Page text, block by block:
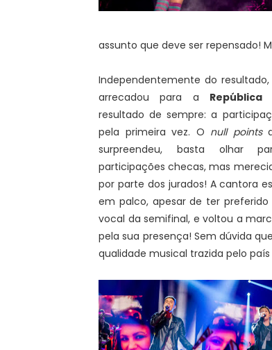
assunto que deve ser repensado!
Independentemente do resultado,
arrecadou para a República
resultado de sempre: a
pela primeira vez. O null points
surpreendeu, basta olhar
participações checas, mas
por parte dos jurados! A cantora
em palco, apesar de ter
vocal da semifinal, e voltou a
pela sua presença! Sem dúvida
qualidade musical trazida pelo